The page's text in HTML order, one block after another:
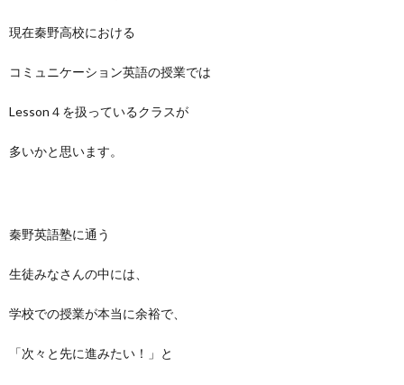
現在秦野高校における
コミュニケーション英語の授業では
Lesson４を扱っているクラスが
多いかと思います。
秦野英語塾に通う
生徒みなさんの中には、
学校での授業が本当に余裕で、
「次々と先に進みたい！」と